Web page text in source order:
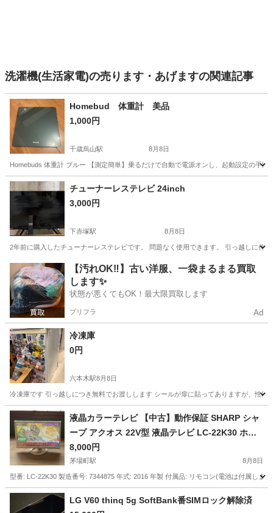
洗濯機(生活家電)の売ります・あげますの関連記事
Homebud 体重計 美品
1,000円
千歳烏山駅 8月8日
Homebuds 体重計 ブルー 【測定簡単】乗るだけで自動で電源オンし、起動設定の手
東京 世田谷区 千歳烏山駅
チューナーレステレビ 24inch
3,000円
下赤塚駅 8月8日
2年前に購入したチューナーレステレビです。 問題なく使用できます。 引っ越しに
東京 板橋区 下赤塚駅 テレビ 場所
【汚れOK‼️】古い洋服、一袋まるまる買取
します✨
状態が悪くてもOK！最大限買取します
プリフラ Ad
冷凍庫
0円
六本木駅8月8日
冷凍庫です 引っ越しにつき無料でお渡しします シールが扉に貼ってありますが、性能
東京 港区 六本木駅 キッチン家電 冷凍庫
液晶カラーテレビ 【中古】動作保証 SHARP シャ
ープ アクオス 22V型 液晶テレビ LC-22K30 ホワ
イト
8,000円
茅場町駅 8月8日
型番: LC-22K30 製造番号: 7344875 年式: 2016 年製 付属品: リモコン(電池は付属しま
東京 中央区 カラーテレビ
LG V60 thinq 5g SoftBank番SIMロック解除済